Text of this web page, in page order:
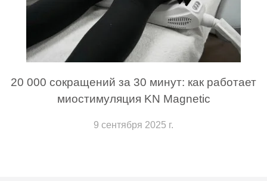
20 000 сокращений за 30 минут: как работает
миостимуляция KN Magnetic
9 сентября 2025 г.